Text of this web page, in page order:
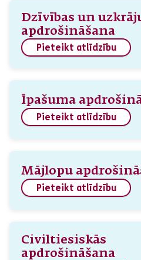
Dzīvības un
apdrošināšana
Pieteikt atlīdzību
Īpašuma
Pieteikt atlīdzību
Mājlopu
Pieteikt atlīdzību
Civiltiesiskās
apdrošināšana